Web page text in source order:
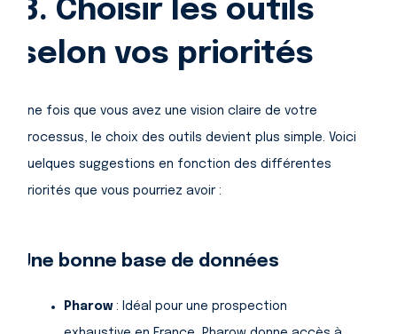
3. Choisir les outils
selon vos priorités
Une fois que vous avez une vision claire de votre
processus, le choix des outils devient plus simple. Voici
quelques suggestions en fonction des différentes
priorités que vous pourriez avoir :
Une bonne base de données
Pharow: Idéal pour une prospection